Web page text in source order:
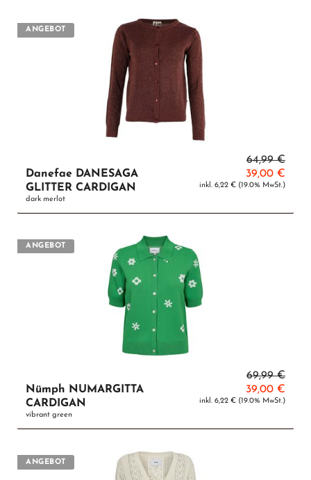
ANGEBOT
64,99 €
Danefae DANESAGA
GLITTER CARDIGAN
dark merlot
39,00 €
inkl. 6,22 € (19.0% MwSt.)
ANGEBOT
69,99 €
Nümph NUMARGITTA
CARDIGAN
vibrant green
39,00 €
inkl. 6,22 € (19.0% MwSt.)
ANGEBOT